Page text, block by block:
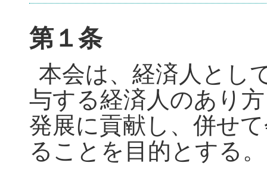
第１条
本会は、経済人とし
与する経済人のあり
発展に貢献し、併せ
ることを目的とする。